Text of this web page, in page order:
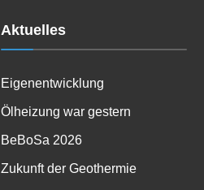
Aktuelles
Eigenentwicklung
Ölheizung war gestern
BeBoSa 2026
Zukunft der Geothermie